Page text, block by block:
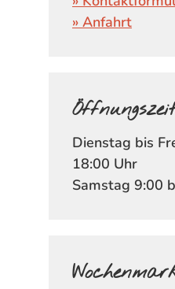
» Anfahrt
Dienstag bis
18:00 Uhr
Samstag 9:00